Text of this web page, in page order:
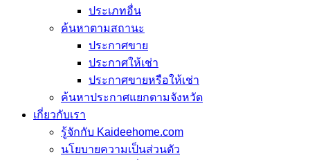
ประเภทอื่น
ค้นหาตามสถานะ
ประกาศขาย
ประกาศให้เช่า
ประกาศขายหรือให้เช่า
ค้นหาประกาศแยกตามจังหวัด
เกี่ยวกับเรา
รู้จักกับ Kaideehome.com
นโยบายความเป็นส่วนตัว